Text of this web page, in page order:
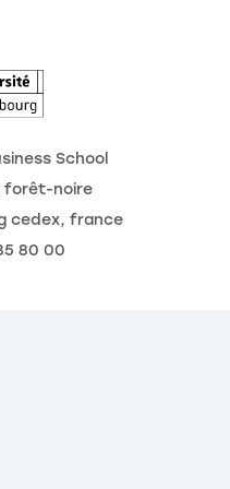
School
forêt-noire
cedex, france
80 00